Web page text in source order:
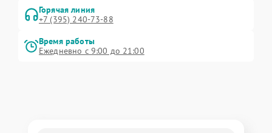
Горячая линия
+7 (395) 240-73-88
Время работы
Ежедневно с 9:00 до 21:00